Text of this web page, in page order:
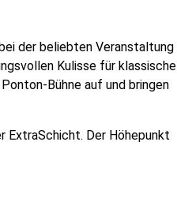
der beliebten Veranstaltung
Kulisse für klassische
Bühne auf und bringen
ExtraSchicht. Der Höhepunkt